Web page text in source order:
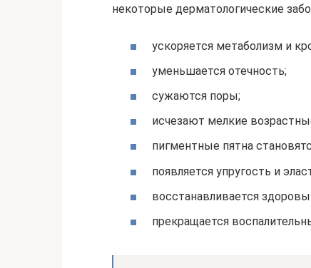
некоторые дерматологические
ускоряется метаболизм и
уменьшается отечность;
сужаются поры;
исчезают мелкие
пигментные пятна
появляется упругость и
восстанавливается
прекращается